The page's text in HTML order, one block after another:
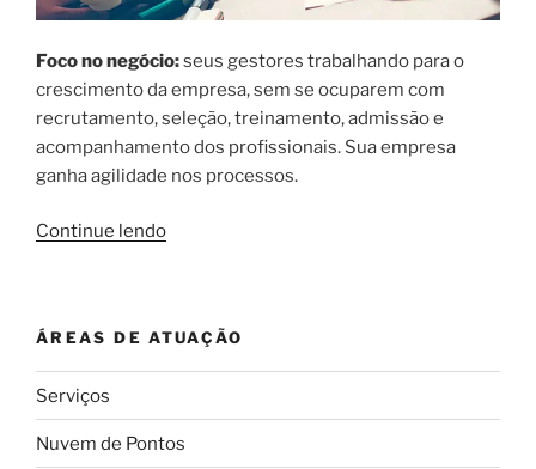
Foco no negócio:seus gestores trabalhando para o
crescimento da empresa, sem se ocuparem com
recrutamento, seleção, treinamento, admissão e
acompanhamento dos profissionais. Sua empresa
ganha agilidade nos processos.
Continue lendo“Benefícios
por
Administração”
ÁREAS DE ATUAÇÃO
Serviços
Nuvem de Pontos